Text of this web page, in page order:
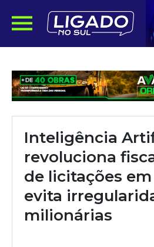
Inteligência
revoluciona
de licitações em
evita
milionárias